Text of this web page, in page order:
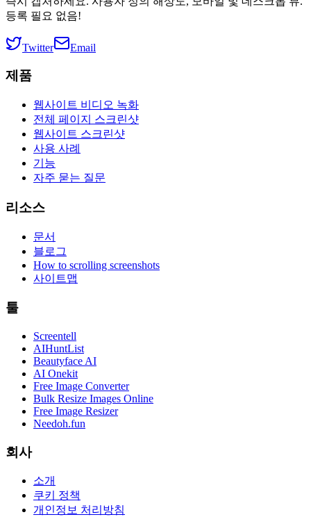
등록 필요 없음!
Twitter Email
제품
웹사이트 비디오 녹화
전체 페이지 스크린샷
웹사이트 스크린샷
사용 사례
기능
자주 묻는 질문
리소스
문서
블로그
How to scrolling screenshots
사이트맵
툴
Screentell
AIHuntList
Beautyface AI
AI Onekit
Free Image Converter
Bulk Resize Images Online
Free Image Resizer
Needoh.fun
회사
소개
쿠키 정책
개인정보 처리방침